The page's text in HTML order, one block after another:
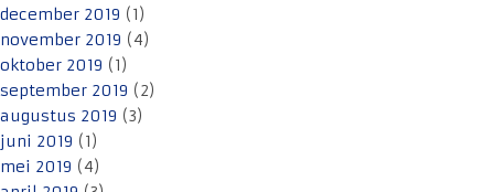
december 2019 (1)
november 2019 (4)
oktober 2019 (1)
september 2019 (2)
augustus 2019 (3)
juni 2019 (1)
mei 2019 (4)